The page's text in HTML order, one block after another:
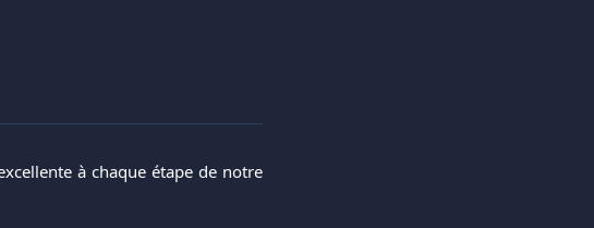
à chaque étape de notre